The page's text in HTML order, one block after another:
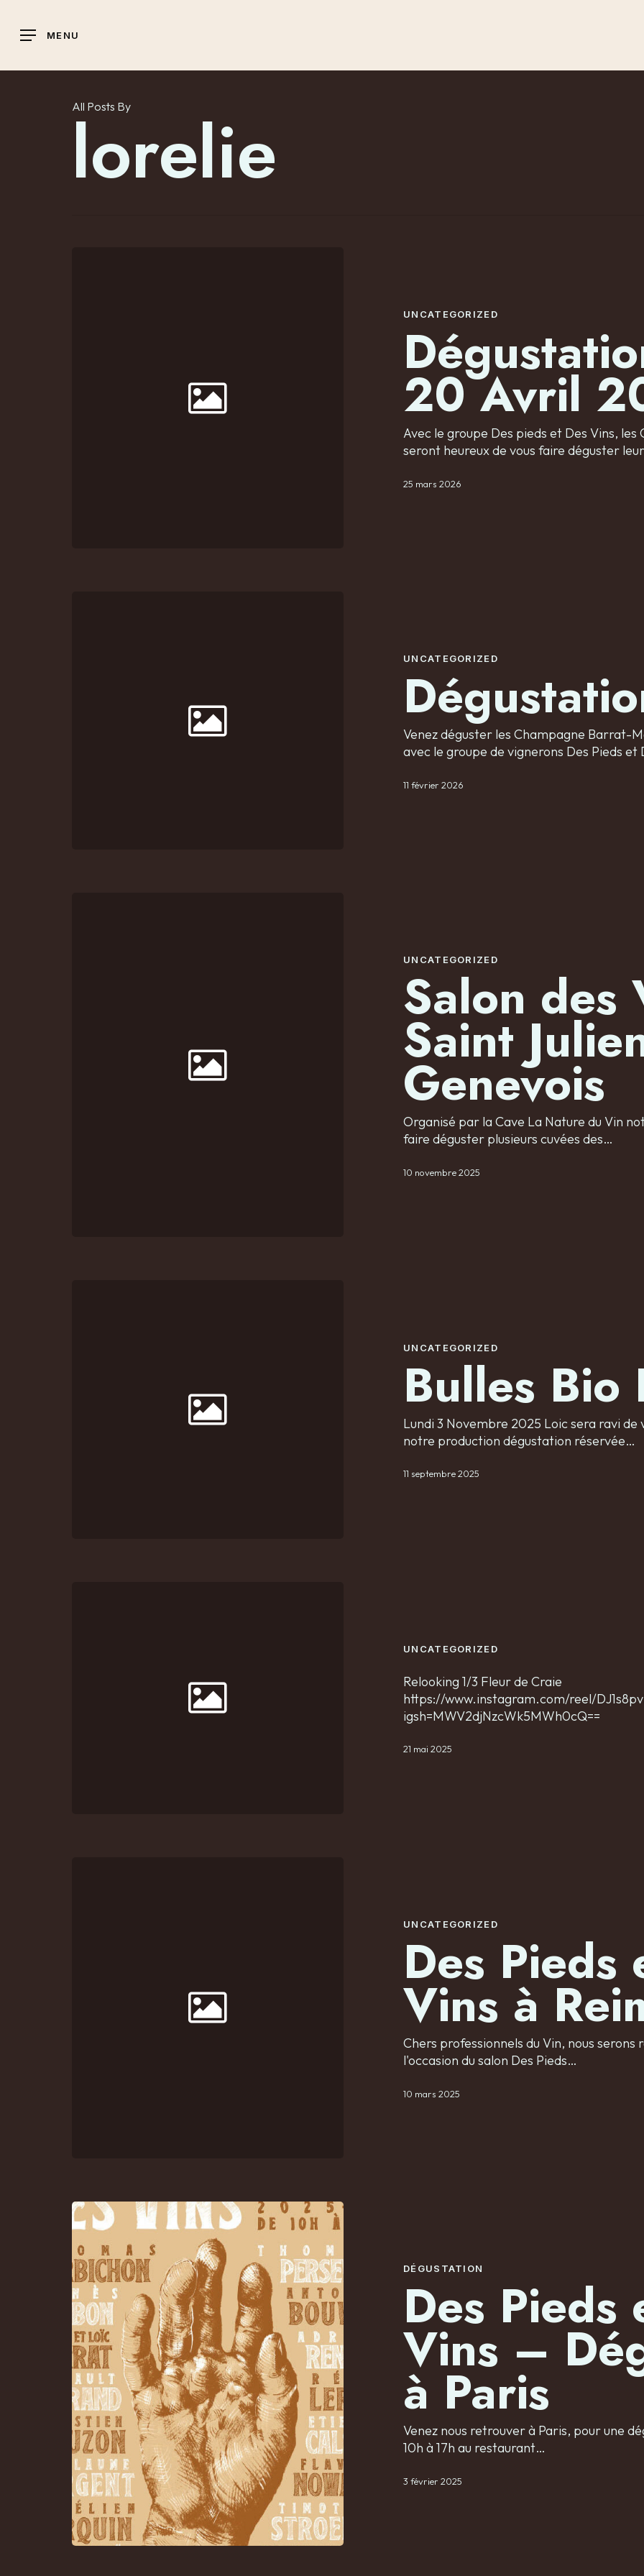
main
MENU
All Posts By
lorelie
UNCATEGORIZED
20 Avril
Avec le groupe Des pieds et Des Vins,
seront heureux de vous faire déguster
25 mars 2026
UNCATEGORIZED
Venez déguster les Champagne Barrat-
avec le groupe de vignerons Des Pieds et
11 février 2026
UNCATEGORIZED
Salon des
Saint
Genevois
Organisé par la Cave La Nature du Vin
faire déguster plusieurs cuvées des…
10 novembre 2025
UNCATEGORIZED
Bulles Bio
Lundi 3 Novembre 2025 Loic sera ravi
notre production dégustation réservée…
11 septembre 2025
UNCATEGORIZED
Relooking 1/3 Fleur de Craie
https://www.instagram.com/reel/
igsh=MWV2djNzcWk5MWh0cQ==
21 mai 2025
UNCATEGORIZED
Des Pieds
Vins à
Chers professionnels du Vin, nous serons
l'occasion du salon Des Pieds…
10 mars 2025
DÉGUSTATION
Des Pieds
Vins –
à Paris
Venez nous retrouver à Paris, pour une
10h à 17h au restaurant…
3 février 2025